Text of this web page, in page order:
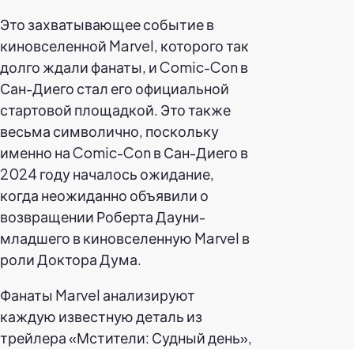
Это захватывающее событие в
киновселенной Marvel, которого так
долго ждали фанаты, и Comic-Con в
Сан-Диего стал его официальной
стартовой площадкой. Это также
весьма символично, поскольку
именно на Comic-Con в Сан-Диего в
2024 году началось ожидание,
когда неожиданно объявили о
возвращении Роберта Дауни-
младшего в киновселенную Marvel в
роли Доктора Дума.
Фанаты Marvel анализируют
каждую известную деталь из
трейлера «Мстители: Судный день»,